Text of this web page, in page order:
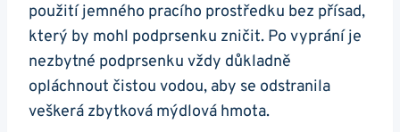
použití jemného pracího prostředku bez přísad,
který by mohl podprsenku zničit. Po vyprání je
nezbytné podprsenku vždy důkladně
opláchnout čistou vodou, aby se odstranila
veškerá zbytková mýdlová hmota.